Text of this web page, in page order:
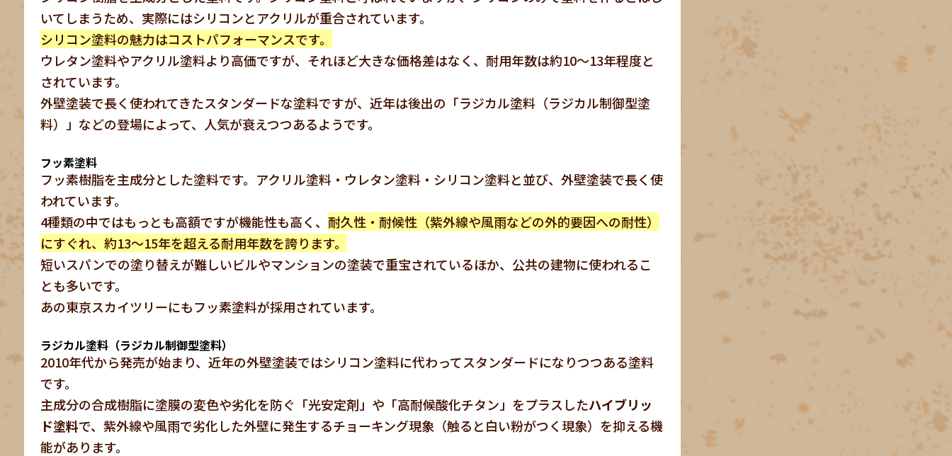
いてしまうため、実際にはシリコンとアクリルが重合されています。
シリコン塗料の魅力はコストパフォーマンスです。
ウレタン塗料やアクリル塗料より高価ですが、それほど大きな価格差はなく、耐用年数は約10～13年程度と
されています。
外壁塗装で長く使われてきたスタンダードな塗料ですが、近年は後出の「ラジカル塗料（ラジカル制御型塗
料）」などの登場によって、人気が衰えつつあるようです。
フッ素塗料
フッ素樹脂を主成分とした塗料です。アクリル塗料・ウレタン塗料・シリコン塗料と並び、外壁塗装で長く使
われています。
4種類の中ではもっとも高額ですが機能性も高く、 耐久性・耐候性（紫外線や風雨などの外的要因への耐性）
にすぐれ、約13～15年を超える耐用年数を誇ります。
短いスパンでの塗り替えが難しいビルやマンションの塗装で重宝されているほか、公共の建物に使われるこ
とも多いです。
あの東京スカイツリーにもフッ素塗料が採用されています。
ラジカル塗料（ラジカル制御型塗料）
2010年代から発売が始まり、近年の外壁塗装ではシリコン塗料に代わってスタンダードになりつつある塗料
です。
主成分の合成樹脂に塗膜の変色や劣化を防ぐ「光安定剤」や「高耐候酸化チタン」をプラスしたハイブリッ
ド塗料で、紫外線や風雨で劣化した外壁に発生するチョーキング現象（触ると白い粉がつく現象）を抑える機
能があります。